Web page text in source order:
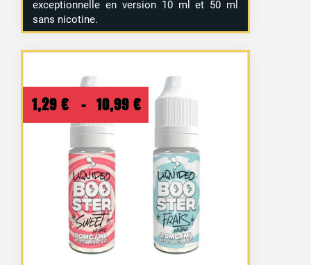
exceptionnelle en version 10 ml et 50 ml
sans nicotine.
1,29 € – 10,99 €
Plage
de
prix :
1,29 €
10,99 €